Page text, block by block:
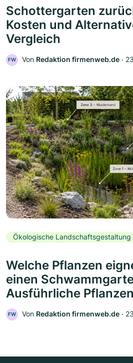
Schottergarten
Kosten und
Vergleich
FW Von Redaktion firmenweb.de ‧
Ökologische Landschaftsgestaltung
Welche Pflanzen
einen
Ausführliche
FW Von Redaktion firmenweb.de ‧